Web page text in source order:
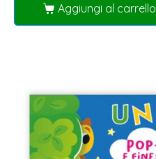
Aggiungi al carrello